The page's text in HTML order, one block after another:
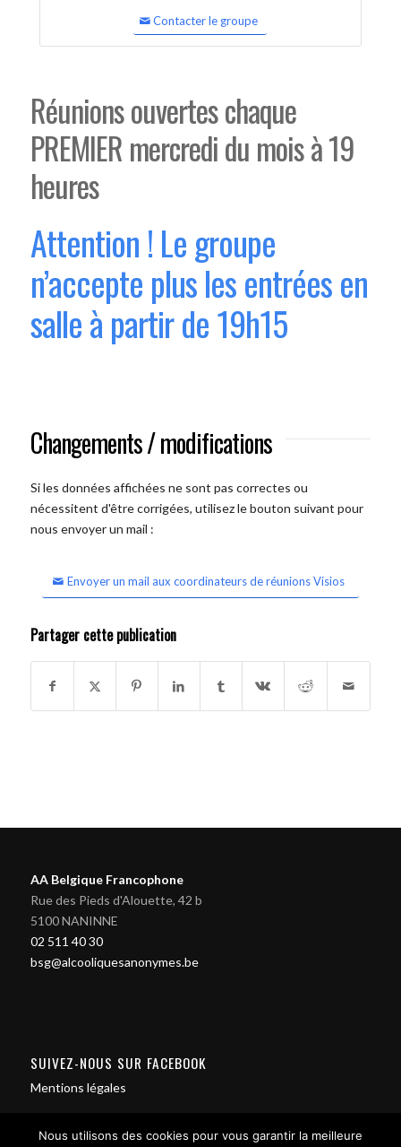
Contacter le groupe
Réunions ouvertes chaque
PREMIER mercredi du mois à 19
heures
Attention ! Le groupe
n’accepte plus les entrées en
salle à partir de 19h15
Changements / modifications
Si les données affichées ne sont pas correctes ou
nécessitent d'être corrigées, utilisez le bouton suivant pour
nous envoyer un mail :
Envoyer un mail aux coordinateurs de réunions Visios
Partager cette publication
AA Belgique Francophone
Rue des Pieds d'Alouette, 42 b
5100 NANINNE
02 511 40 30
bsg@alcooliquesanonymes.be
SUIVEZ-NOUS SUR FACEBOOK
Mentions légales
Nous utilisons des cookies pour vous garantir la meilleure